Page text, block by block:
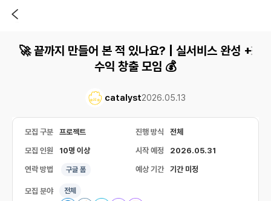
🚀 끝까지 만들어 본 적 있나요? | 실서비스 완성 +
수익 창출 모임 💰
catalyst2026.05.13
모집 구분 프로젝트 진행 방식 전체
모집 인원 10명 이상 시작 예정 2026.05.31
연락 방법 구글 폼 예상 기간 기간 미정
모집 분야 전체